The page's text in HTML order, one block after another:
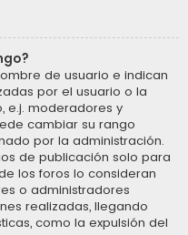
de usuario e indican
por el usuario o la
e.j. moderadores y
cambiar su rango
por la administración.
de publicación solo para
los foros lo consideran
o administradores
realizadas, llegando
como la expulsión del